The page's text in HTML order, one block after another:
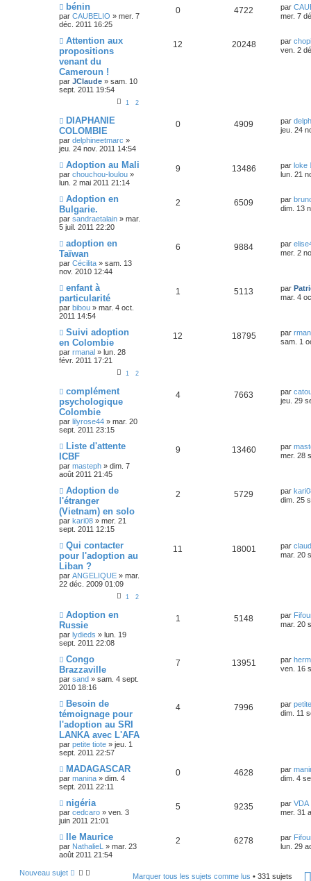
bénin
par CAUBELIO » mer. 7
déc. 2011 16:25
0 4722 par
mer. 7
Attention aux
propositions
venant du
Cameroun !
par JClaude » sam. 10
sept. 2011 19:54
1 2
12 20248 par
ven. 2
DIAPHANIE
COLOMBIE
par delphineetmarc »
jeu. 24 nov. 2011 14:54
0 4909 par
jeu. 24
Adoption au Mali
par chouchou-loulou »
lun. 2 mai 2011 21:14
9 13486 par loke
lun. 21
Adoption en
Bulgarie.
par sandraetalain » mar.
5 juil. 2011 22:20
2 6509 par
dim. 13
adoption en
Taïwan
par Cécilita » sam. 13
nov. 2010 12:44
6 9884 par
mer. 2
enfant à
particularité
par bibou » mar. 4 oct.
2011 14:54
1 5113 par
mar. 4
Suivi adoption
en Colombie
par rmanal » lun. 28
févr. 2011 17:21
1 2
12 18795 par
sam. 1
complément
psychologique
Colombie
par lilyrose44 » mar. 20
sept. 2011 23:15
4 7663 par
jeu. 29
Liste d'attente
ICBF
par masteph » dim. 7
août 2011 21:45
9 13460 par
mer. 28
Adoption de
l'étranger
(Vietnam) en solo
par kari08 » mer. 21
sept. 2011 12:15
2 5729 par
dim. 25
Qui contacter
pour l'adoption au
Liban ?
par ANGELIQUE » mar.
22 déc. 2009 01:09
1 2
11 18001 par
mar. 20
Adoption en
Russie
par lydieds » lun. 19
sept. 2011 22:08
1 5148 par
mar. 20
Congo
Brazzaville
par sand » sam. 4 sept.
2010 18:16
7 13951 par
ven. 16
Besoin de
témoignage pour
l'adoption au SRI
LANKA avec L'AFA
par petite tiote » jeu. 1
sept. 2011 22:57
4 7996 par
dim. 11
MADAGASCAR
par manina » dim. 4
sept. 2011 22:11
0 4628 par
dim. 4
nigéria
par cedcaro » ven. 3
juin 2011 21:01
5 9235 par VDA
mer. 31
Ile Maurice
par NathalieL » mar. 23
août 2011 21:54
2 6278 par
lun. 29
Nouveau sujet Marquer tous les sujets comme lus • 331 sujets